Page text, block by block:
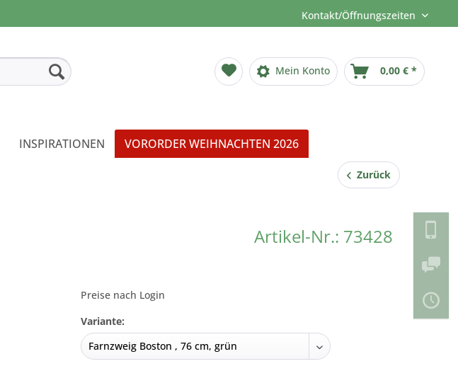
Kontakt/Öffnungszeiten
Mein Konto 0,00 € *
INSPIRATIONEN VORORDER WEIHNACHTEN 2026
Zurück
Artikel-Nr.: 73428
Preise nach Login
Variante: